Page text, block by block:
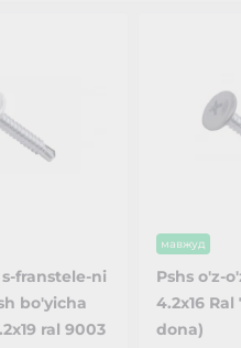
franstele-ni
bo'yicha
ral 9003
мавжуд
Pshs o'z-
4.2x16
dona)